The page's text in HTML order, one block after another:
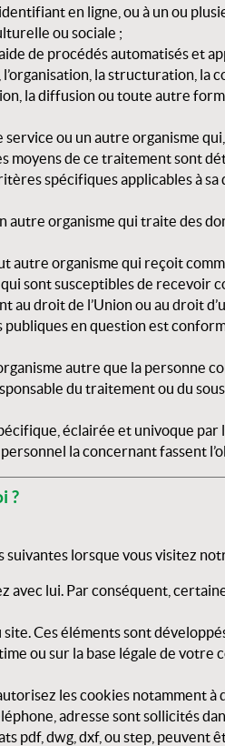
en ligne, ou à un ou
ou sociale ;
de procédés automatisés et
la structuration, la
la diffusion ou toute autre
ou un autre organisme
moyens de ce traitement sont
spécifiques applicables à
autre organisme qui traite des
autre organisme qui reçoit
sont susceptibles de recevoir
droit de l’Union ou au droit
en question est
autre que la personne
du traitement ou du
éclairée et univoque par
la concernant fassent
?
lorsque vous visitez
avec lui. Par conséquent,
Ces éléments sont
ou sur la base légale de votre
les cookies notamment à
adresse sont sollicités
pdf, dwg, dxf, ou step, peuvent